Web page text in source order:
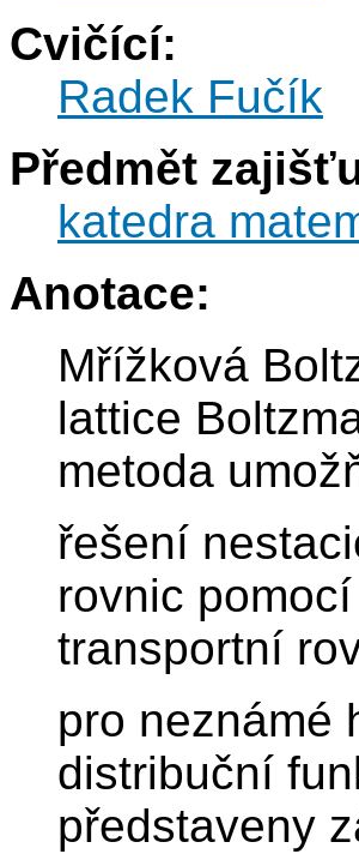
Cvičící:
Radek Fučík
Předmět
katedra
Anotace:
Mřížková
lattice
metoda
řešení
rovnic
transportní
pro neznámé
distribuční
představeny